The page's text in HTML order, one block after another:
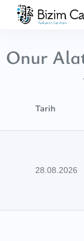
Onur
Tarih
28.08.2026